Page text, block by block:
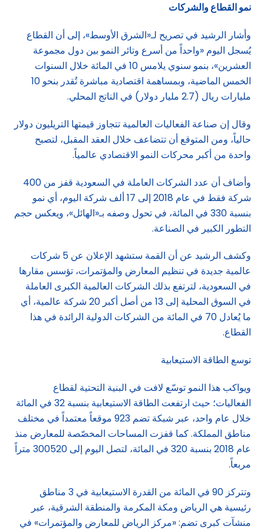
نمو القطاع والشركات
وأشار الرشيد في تصريح لـ«الشرق الأوسط»، إلى أن القطاع
يُسجل اليوم «واحداً من أسرع وتائر النمو بين دول مجموعة
العشرين»، بنمو سنوي يلامس 10 في المائة خلال السنوات
الخمس الماضية، وبمساهمة اقتصادية مباشرة تُقدر بنحو 10
مليارات ريال (2.7 مليار دولار) في الناتج المحلي.
وقال إن صناعة الفعاليات العالمية تتجاوز قيمتها التريليون دولار
حالياً، ومن المتوقع أن تتضاعف خلال العقد المقبل، لتصبح
واحدة من أكبر محركات النمو الاقتصادي عالمياً.
وأضاف أن عدد الشركات العاملة في السعودية قفز من 400
شركة فقط في عام 2018 إلى 17 ألف شركة اليوم، أي نمو
بنسبة 330 في المائة، في تحول وصفه بـ«الهائل»، ويعكس حجم
التطور الكبير في الصناعة.
وكشف الرشيد عن أن القمة ستشهد الإعلان عن 5 شركات
عالمية جديدة في تنظيم المعارض والمؤتمرات، تؤسس مقارها
في السعودية، لترتفع بذلك الشركات العالمية الكبرى العاملة
في السوق المحلية إلى 13 من أصل أكبر 20 شركة عالمية، أي
ما يُعادل 70 في المائة من الشركات الدولية الرائدة في هذا
القطاع.
توسع الطاقة الاستيعابية
ويواكب هذا النمو توسّع لافت في البنية التحتية لقطاع
الفعاليات؛ حيث ارتفعت الطاقة الاستيعابية بنسبة 32 في المائة
خلال عام واحد، عبر شبكة تضم 923 موقعاً معتمداً في مختلف
مناطق المملكة. كما قفزت المساحات المخصّصة للمعارض منذ
عام 2018 بنسبة 320 في المائة، لتصل اليوم إلى 300520 متراً
مربعاً.
وتتركز 90 في المائة من القدرة الاستيعابية في 3 مناطق
رئيسية هي الرياض ومكة المكرمة والمنطقة الشرقية، عبر
منشآت كبرى تضم: «مركز الرياض للمعارض والمؤتمرات» في